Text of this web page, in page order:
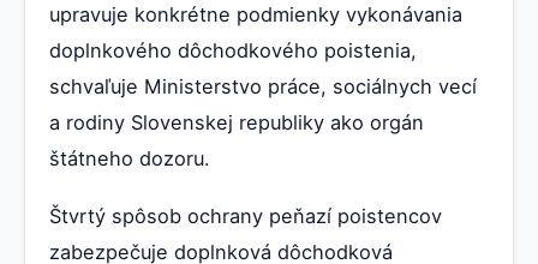
upravuje konkrétne podmienky vykonávania
doplnkového dôchodkového poistenia,
schvaľuje Ministerstvo práce, sociálnych vecí
a rodiny Slovenskej republiky ako orgán
štátneho dozoru.
Štvrtý spôsob ochrany peňazí poistencov
zabezpečuje doplnková dôchodková